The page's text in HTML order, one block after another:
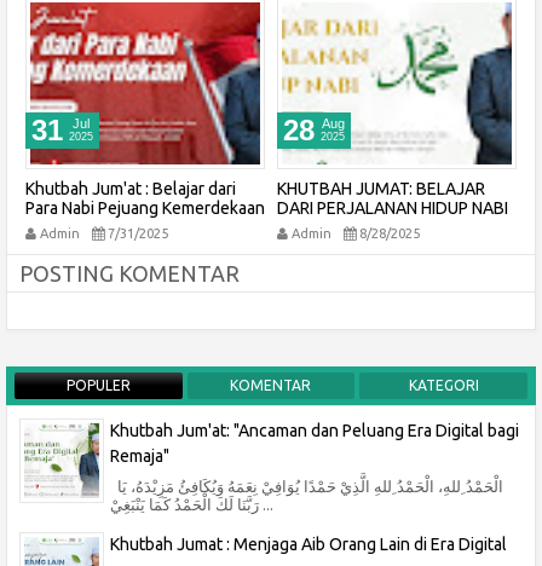
31 Jul
2025
Khutbah Jum'at : Belajar dari
Para Nabi Pejuang Kemerdekaan
Admin 7/31/2025
28 Aug
2025
KHUTBAH JUMAT: BELAJAR
DARI PERJALANAN HIDUP NABI
Admin 8/28/2025
POSTING KOMENTAR
POPULER KOMENTAR KATEGORI
Khutbah Jum'at: "Ancaman dan Peluang Era Digital bagi
Remaja"
رَبَّنَا لَكَ الْحَمْدُ كَمَا يَنْبَغِيْ ...
Khutbah Jumat : Menjaga Aib Orang Lain di Era Digital